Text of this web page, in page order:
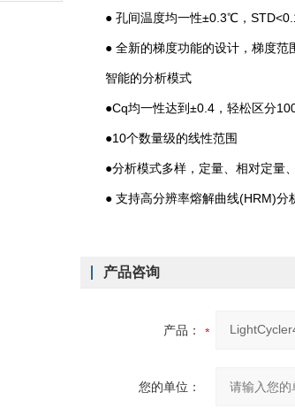
● 孔间温度均一性±0.3℃，
● 全新的梯度功能的设计，梯度范
智能的分析模式
●Cq均一性达到±0.4，轻松区分
●10个数量级的线性范围
●分析模式多样，定量、相对定量、
● 支持高分辨率熔解曲线(HRM)分
产品咨询
产品：
您的单位：